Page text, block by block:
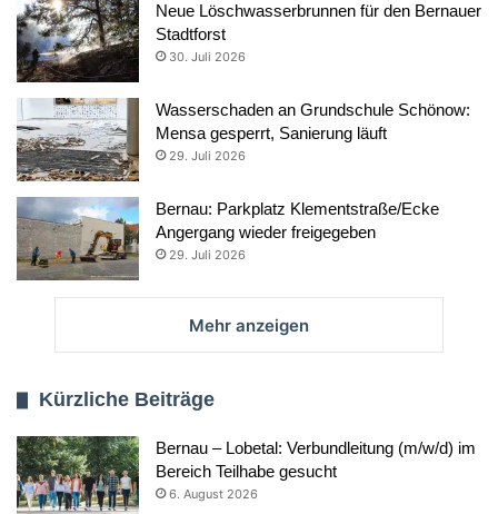
Neue Löschwasserbrunnen für den Bernauer
Stadtforst
30. Juli 2026
Wasserschaden an Grundschule Schönow:
Mensa gesperrt, Sanierung läuft
29. Juli 2026
Bernau: Parkplatz Klementstraße/Ecke
Angergang wieder freigegeben
29. Juli 2026
Mehr anzeigen
Kürzliche Beiträge
Bernau – Lobetal: Verbundleitung (m/w/d) im
Bereich Teilhabe gesucht
6. August 2026